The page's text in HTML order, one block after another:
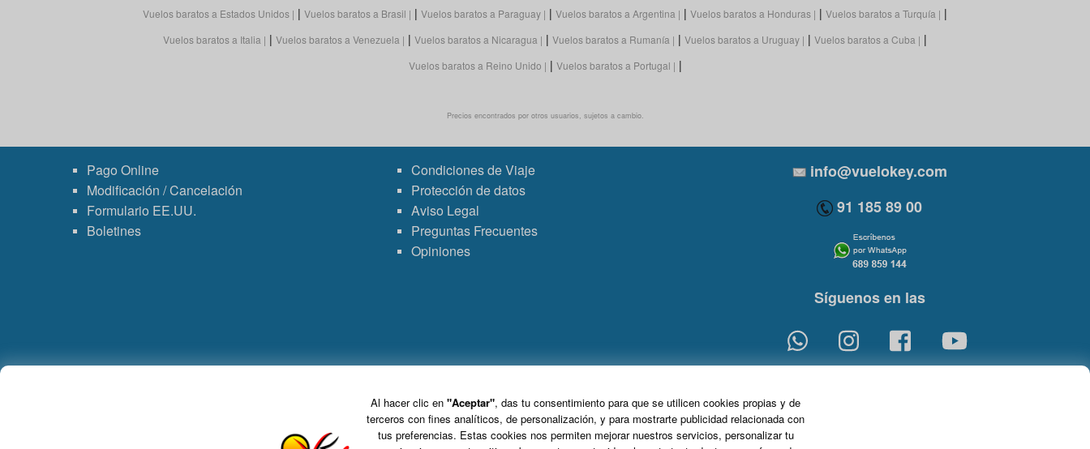
Vuelos baratos a Estados Unidos | Vuelos baratos a Brasil | Vuelos baratos a Paraguay | Vuelos baratos a Argentina | Vuelos baratos a Honduras | Vuelos baratos a Turquía |
Vuelos baratos a Italia | Vuelos baratos a Venezuela | Vuelos baratos a Nicaragua | Vuelos baratos a Rumanía | Vuelos baratos a Uruguay | Vuelos baratos a Cuba |
Vuelos baratos a Reino Unido | Vuelos baratos a Portugal |
Precios encontrados por otros usuarios, sujetos a cambio.
Pago Online
Modificación / Cancelación
Formulario EE.UU.
Boletines
Condiciones de Viaje
Protección de datos
Aviso Legal
Preguntas Frecuentes
Opiniones
info@vuelokey.com
91 185 89 00
Síguenos en las
Enlace
a
Enlace
a
Enlace
a
Enlace
de
S.L. Tomo 15717, Folio 126, Hoja Registral 264927.
C/ Marie Curie 5 Edificio Alpha 3ª planta, Rivas VaciaMadrid 28521 Madrid
Al hacer clic en "Aceptar", das tu consentimiento para que se utilicen cookies propias y de
terceros con fines analíticos, de personalización, y para mostrarte publicidad relacionada con
tus preferencias. Estas cookies nos permiten mejorar nuestros servicios, personalizar tu